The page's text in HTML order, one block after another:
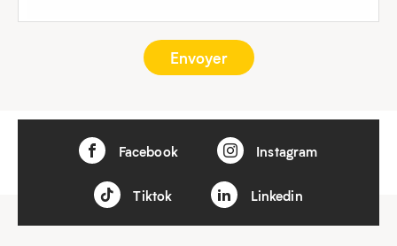
Facebook Instagram
Tiktok Linkedin